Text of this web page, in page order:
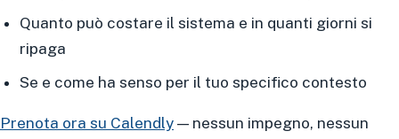
Quanto può costare il sistema e in quanti giorni si
ripaga
Se e come ha senso per il tuo specifico contesto
Prenota ora su Calendly — nessun impegno, nessun